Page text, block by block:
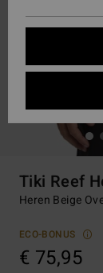
Tiki Reef
Heren Beige
ECO-BONUS
€ 75,95